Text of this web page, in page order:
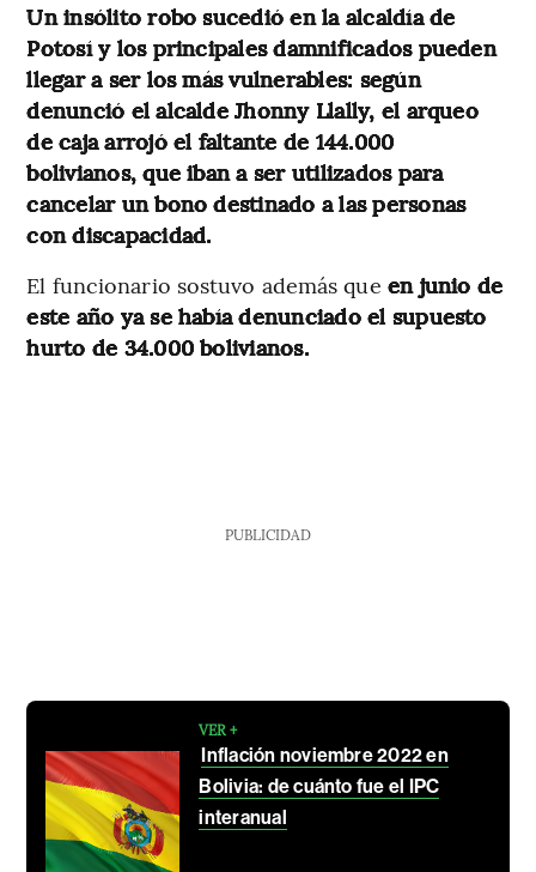
Un insólito robo sucedió en la alcaldía de
Potosí y los principales damnificados pueden
llegar a ser los más vulnerables: según
denunció el alcalde Jhonny Llally, el arqueo
de caja arrojó el faltante de 144.000
bolivianos, que iban a ser utilizados para
cancelar un bono destinado a las personas
con discapacidad.
El funcionario sostuvo además que en junio de
este año ya se había denunciado el supuesto
hurto de 34.000 bolivianos.
PUBLICIDAD
VER +
Inflación noviembre 2022 en
Bolivia: de cuánto fue el IPC
interanual